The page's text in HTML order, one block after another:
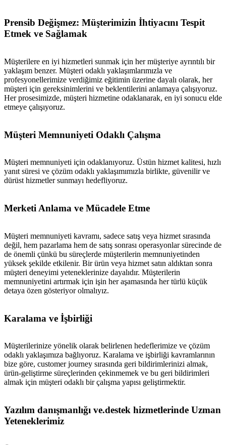
Prensib Değişmez: Müşterimizin İhtiyacını Tespit
Etmek ve Sağlamak
Müşterilere en iyi hizmetleri sunmak için her müşteriye ayrıntılı bir
yaklaşım benzer. Müşteri odaklı yaklaşımlarımızla ve
profesyonellerimize verdiğimiz eğitimin üzerine dayalı olarak, her
müşteri için gereksinimlerini ve beklentilerini anlamaya çalışıyoruz.
Her prosesimizde, müşteri hizmetine odaklanarak, en iyi sonucu elde
etmeye çalışıyoruz.
Müşteri Memnuniyeti Odaklı Çalışma
Müşteri memnuniyeti için odaklanıyoruz. Üstün hizmet kalitesi, hızlı
yanıt süresi ve çözüm odaklı yaklaşımımızla birlikte, güvenilir ve
dürüst hizmetler sunmayı hedefliyoruz.
Merketi Anlama ve Mücadele Etme
Müşteri memnuniyeti kavramı, sadece satış veya hizmet sırasında
değil, hem pazarlama hem de satış sonrası operasyonlar sürecinde de
de önemli çünkü bu süreçlerde müşterilerin memnuniyetinden
yüksek şekilde etkilenir. Bir ürün veya hizmet satın aldıktan sonra
müşteri deneyimi yeteneklerinize dayalıdır. Müşterilerin
memnuniyetini artırmak için işin her aşamasında her türlü küçük
detaya özen gösteriyor olmalıyız.
Karalama ve İşbirliği
Müşterilerinize yönelik olarak belirlenen hedeflerimize ve çözüm
odaklı yaklaşımıza bağlıyoruz. Karalama ve işbirliği kavramlarının
bize göre, customer journey sırasında geri bildirimlerinizi almak,
ürün-geliştirme süreçlerinden çekinmemek ve bu geri bildirimleri
almak için müşteri odaklı bir çalışma yapısı geliştirmektir.
Yazılım danışmanlığı ve.destek hizmetlerinde Uzman
Yeteneklerimiz